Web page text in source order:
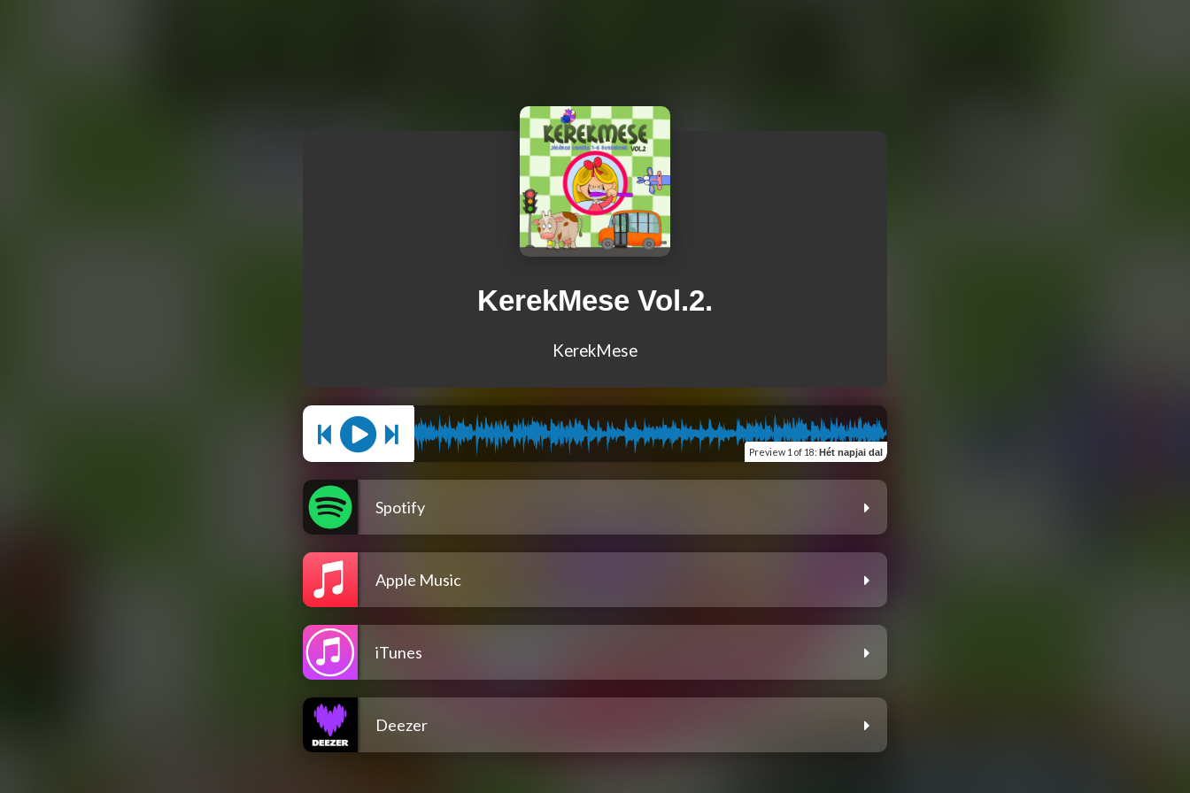
KerekMese Vol.2.
KerekMese
Preview 1 of 18: Hét napjai dal
Spotify
Apple Music
iTunes
Deezer